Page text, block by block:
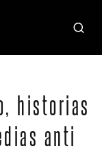
historias
anti